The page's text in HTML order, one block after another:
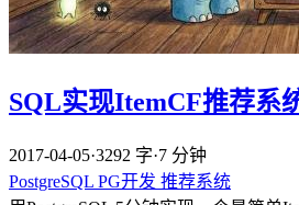
SQL实现ItemCF推荐系
2017-04-05·3292 字·7 分钟
PostgreSQL PG开发 推荐系统